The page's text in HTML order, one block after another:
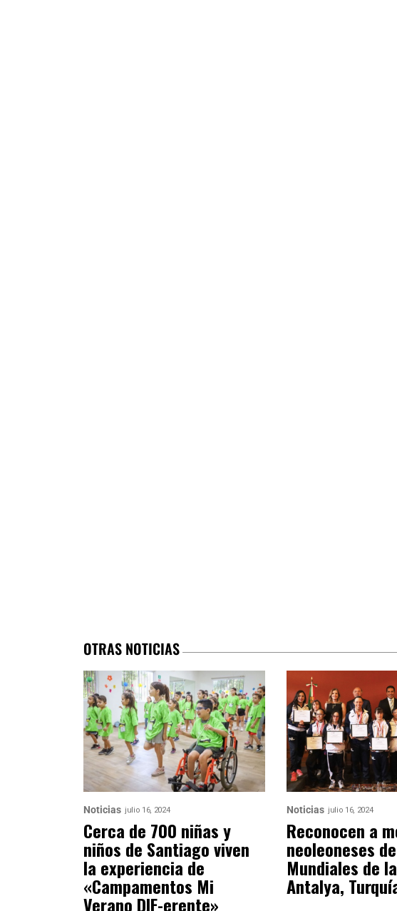
OTRAS NOTICIAS
Noticias julio 16, 2024
Cerca de 700 niñas y
niños de Santiago viven
la experiencia de
«Campamentos Mi
Verano DIF-erente»
Noticias julio 16, 2024
Reconocen a
neoleoneses
Mundiales de
Antalya,